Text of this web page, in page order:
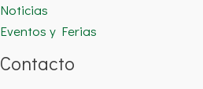
Noticias
Eventos y Ferias
Contacto